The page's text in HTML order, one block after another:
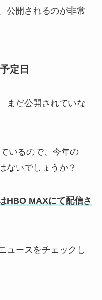
公開されるのが非常
定日
まだ公開されていな
いるので、今年の
ないでしょうか？
HBO MAXにて配信さ
ュースをチェックし